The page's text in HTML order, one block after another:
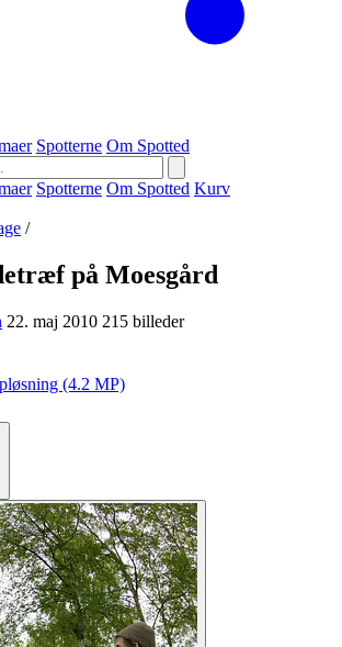
Spotterne Om Spotted
Spotterne Om Spotted Kurv
/
på Moesgård
22. maj 2010 215 billeder
(4.2 MP)